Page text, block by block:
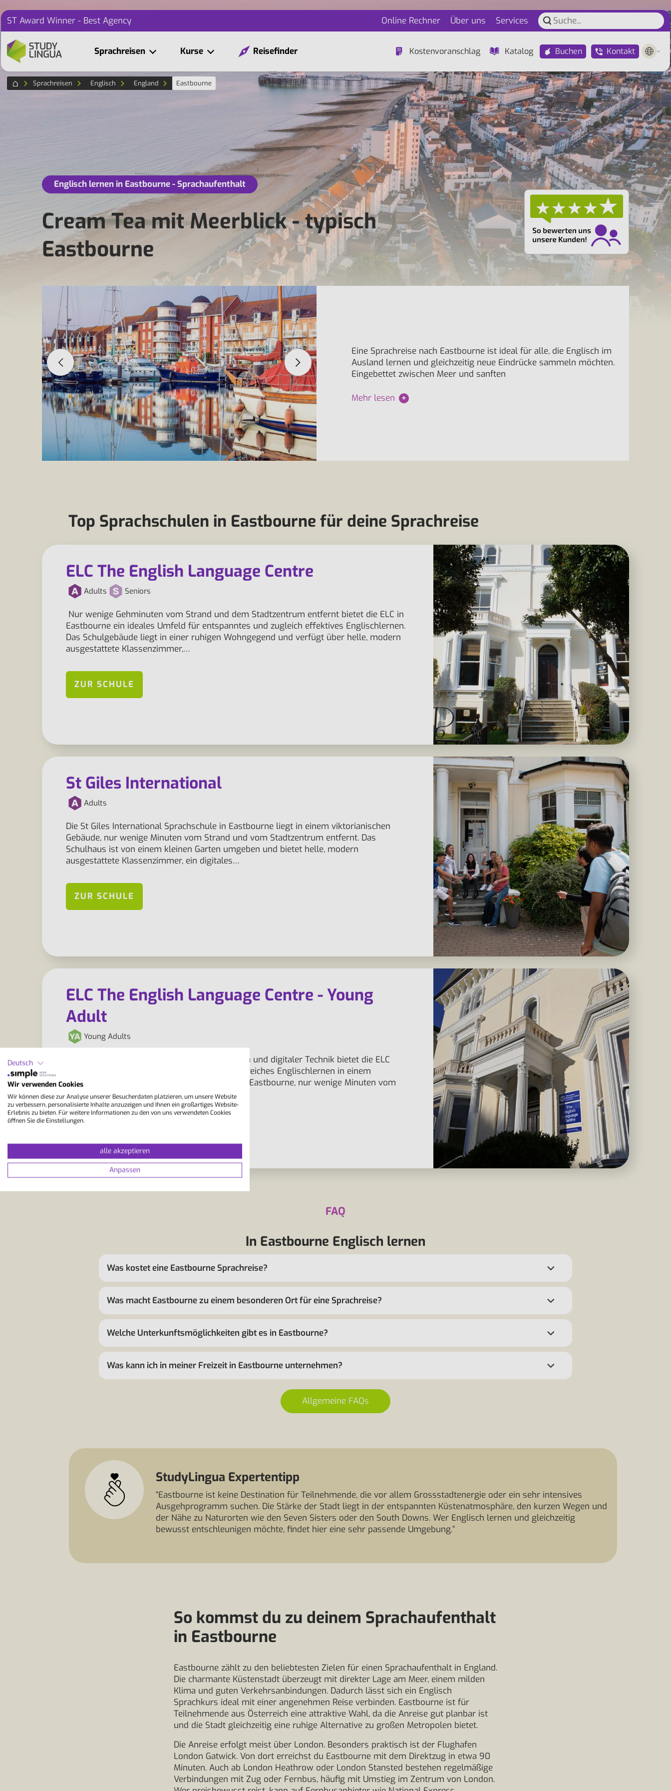
ST Award Winner - Best Agency Online Rechner Über uns Services
Sprachreisen Kurse Reisefinder Kostenvoranschlag Katalog Buchen Kontakt
Sprachreisen Englisch England Eastbourne
Englisch lernen in Eastbourne - Sprachaufenthalt
Cream Tea mit Meerblick - typisch
Eastbourne
Eine Sprachreise nach Eastbourne ist ideal für alle, die Englisch im
Ausland lernen und gleichzeitig neue Eindrücke sammeln möchten.
Eingebettet zwischen Meer und sanften
Mehr lesen +
Top Sprachschulen in Eastbourne für deine Sprachreise
ELC The English Language Centre
Adults Seniors
Nur wenige Gehminuten vom Strand und dem Stadtzentrum entfernt bietet die ELC in
Eastbourne ein ideales Umfeld für entspanntes und zugleich effektives Englischlernen.
Das Schulgebäude liegt in einer ruhigen Wohngegend und verfügt über helle, modern
ausgestattete Klassenzimmer,…
ZUR SCHULE
St Giles International
Adults
Die St Giles International Sprachschule in Eastbourne liegt in einem viktorianischen
Gebäude, nur wenige Minuten vom Strand und vom Stadtzentrum entfernt. Das
Schulhaus ist von einem kleinen Garten umgeben und bietet helle, modern
ausgestattete Klassenzimmer, ein digitales…
ZUR SCHULE
ELC The English Language Centre - Young
Adult
Young Adults
Ausgestattet mit modernen Unterrichtsräumen und digitaler Technik bietet die ELC
Eastbourne ideale Voraussetzungen für erfolgreiches Englischlernen in einem
motivierenden Umfeld. Im sonnigen Küstenort Eastbourne, nur wenige Minuten vom
Strand entfernt, kombiniert die Schule…
FAQ
In Eastbourne Englisch lernen
Was kostet eine Eastbourne Sprachreise?
Was macht Eastbourne zu einem besonderen Ort für eine Sprachreise?
Welche Unterkunftsmöglichkeiten gibt es in Eastbourne?
Was kann ich in meiner Freizeit in Eastbourne unternehmen?
Allgemeine FAQs
StudyLingua Expertentipp
“Eastbourne ist keine Destination für Teilnehmende, die vor allem Grossstadtenergie oder ein sehr intensives
Ausgehprogramm suchen. Die Stärke der Stadt liegt in der entspannten Küstenatmosphäre, den kurzen Wegen und
der Nähe zu Naturorten wie den Seven Sisters oder den South Downs. Wer Englisch lernen und gleichzeitig
bewusst entschleunigen möchte, findet hier eine sehr passende Umgebung.”
So kommst du zu deinem Sprachaufenthalt
in Eastbourne
Eastbourne zählt zu den beliebtesten Zielen für einen Sprachaufenthalt in England.
Die charmante Küstenstadt überzeugt mit direkter Lage am Meer, einem milden
Klima und guten Verkehrsanbindungen. Dadurch lässt sich ein Englisch
Sprachkurs ideal mit einer angenehmen Reise verbinden. Eastbourne ist für
Teilnehmende aus Österreich eine attraktive Wahl, da die Anreise gut planbar ist
und die Stadt gleichzeitig eine ruhige Alternative zu großen Metropolen bietet.
Die Anreise erfolgt meist über London. Besonders praktisch ist der Flughafen
London Gatwick. Von dort erreichst du Eastbourne mit dem Direktzug in etwa 90
Minuten. Auch ab London Heathrow oder London Stansted bestehen regelmäßige
Verbindungen mit Zug oder Fernbus, häufig mit Umstieg im Zentrum von London.
Deutsch
Wir verwenden Cookies
Wir können diese zur Analyse unserer Besucherdaten platzieren, um unsere Website
zu verbessern, personalisierte Inhalte anzuzeigen und Ihnen ein großartiges Website-
Erlebnis zu bieten. Für weitere Informationen zu den von uns verwendeten Cookies
öffnen Sie die Einstellungen.
alle akzeptieren
Anpassen